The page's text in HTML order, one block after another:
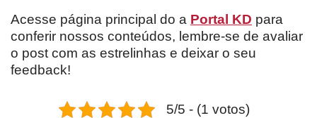
Acesse página principal do a Portal KD para
conferir nossos conteúdos, lembre-se de avaliar
o post com as estrelinhas e deixar o seu
feedback!
5/5 - (1 votos)